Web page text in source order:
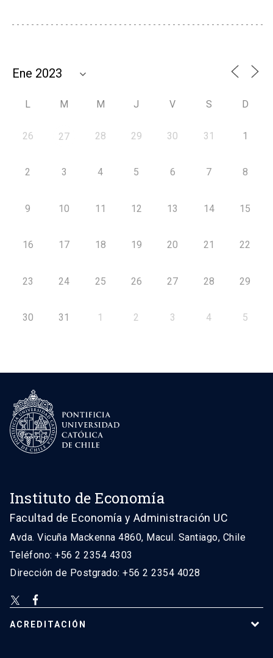
L M M J V S D
26 27 28 29 30 31 1
2 3 4 5 6 7 8
9 10 11 12 13 14 15
16 17 18 19 20 21 22
23 24 25 26 27 28 29
30 31 1 2 3 4 5
Instituto de Economía
Facultad de Economía y Administración UC
Avda. Vicuña Mackenna 4860, Macul. Santiago, Chile
Teléfono: +56 2 2354 4303
Dirección de Postgrado: +56 2 2354 4028
ACREDITACIÓN